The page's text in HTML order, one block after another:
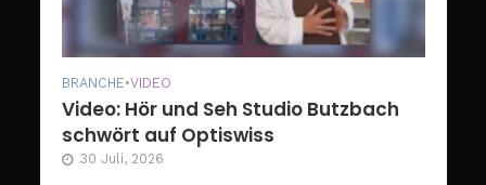
BRANCHE•VIDEO
Video: Hör und Seh Studio Butzbach
schwört auf Optiswiss
30 Juli, 2026